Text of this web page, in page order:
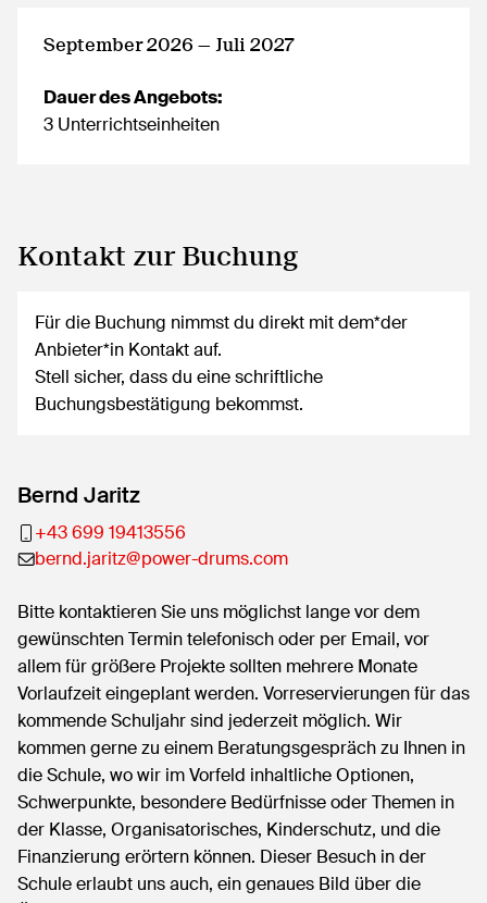
September 2026 — Juli 2027
Dauer des Angebots:
3 Unterrichtseinheiten
Kontakt zur Buchung
Für die Buchung nimmst du direkt mit dem*der
Anbieter*in Kontakt auf.
Stell sicher, dass du eine schriftliche
Buchungsbestätigung bekommst.
Bernd Jaritz
+43 699 19413556
bernd.jaritz@power-drums.com
Bitte kontaktieren Sie uns möglichst lange vor dem
gewünschten Termin telefonisch oder per Email, vor
allem für größere Projekte sollten mehrere Monate
Vorlaufzeit eingeplant werden. Vorreservierungen für das
kommende Schuljahr sind jederzeit möglich. Wir
kommen gerne zu einem Beratungsgespräch zu Ihnen in
die Schule, wo wir im Vorfeld inhaltliche Optionen,
Schwerpunkte, besondere Bedürfnisse oder Themen in
der Klasse, Organisatorisches, Kinderschutz, und die
Finanzierung erörtern können. Dieser Besuch in der
Schule erlaubt uns auch, ein genaues Bild über die